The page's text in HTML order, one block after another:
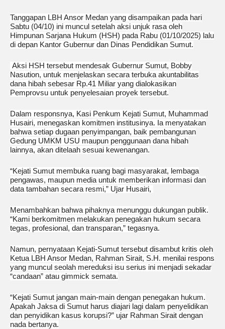
Tanggapan LBH Ansor Medan yang disampaikan pada hari
Sabtu (04/10) ini muncul setelah aksi unjuk rasa oleh
Himpunan Sarjana Hukum (HSH) pada Rabu (01/10/2025) lalu
di depan Kantor Gubernur dan Dinas Pendidikan Sumut.
Aksi HSH tersebut mendesak Gubernur Sumut, Bobby
Nasution, untuk menjelaskan secara terbuka akuntabilitas
dana hibah sebesar Rp.41 Miliar yang dialokasikan
Pemprovsu untuk penyelesaian proyek tersebut.
Dalam responsnya, Kasi Penkum Kejati Sumut, Muhammad
Husairi, menegaskan komitmen institusinya. Ia menyatakan
bahwa setiap dugaan penyimpangan, baik pembangunan
Gedung UMKM USU maupun penggunaan dana hibah
lainnya, akan ditelaah sesuai kewenangan.
“Kejati Sumut membuka ruang bagi masyarakat, lembaga
pengawas, maupun media untuk memberikan informasi dan
data tambahan secara resmi,” Ujar Husairi,
Menambahkan bahwa pihaknya menunggu dukungan publik.
“Kami berkomitmen melakukan penegakan hukum secara
tegas, profesional, dan transparan,” tegasnya.
Namun, pernyataan Kejati-Sumut tersebut disambut kritis oleh
Ketua LBH Ansor Medan, Rahman Sirait, S.H. menilai respons
yang muncul seolah mereduksi isu serius ini menjadi sekadar
“candaan” atau gimmick semata.
“Kejati Sumut jangan main-main dengan penegakan hukum.
Apakah Jaksa di Sumut harus diajari lagi dalam penyelidikan
dan penyidikan kasus korupsi?” ujar Rahman Sirait dengan
nada bertanya.